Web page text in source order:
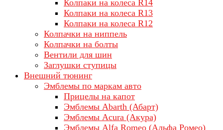
Колпаки на колеса R14
Колпаки на колеса R13
Колпаки на колеса R12
Колпачки на ниппель
Колпачки на болты
Вентили для шин
Заглушки ступицы
Внешний тюнинг
Эмблемы по маркам авто
Прицелы на капот
Эмблемы Abarth (Абарт)
Эмблемы Acura (Акура)
Эмблемы Alfa Romeo (Альфа Ромео)